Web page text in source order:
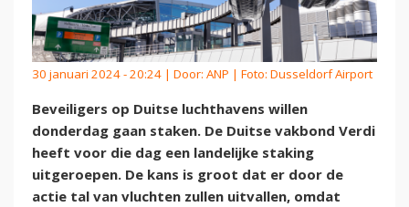
30 januari 2024 - 20:24 | Door: ANP | Foto: Dusseldorf Airport
Beveiligers op Duitse luchthavens willen
donderdag gaan staken. De Duitse vakbond Verdi
heeft voor die dag een landelijke staking
uitgeroepen. De kans is groot dat er door de
actie tal van vluchten zullen uitvallen, omdat